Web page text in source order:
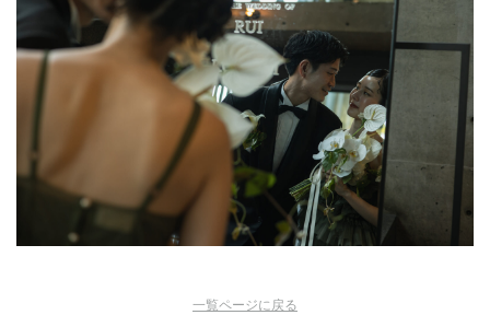
一覧ページに戻る